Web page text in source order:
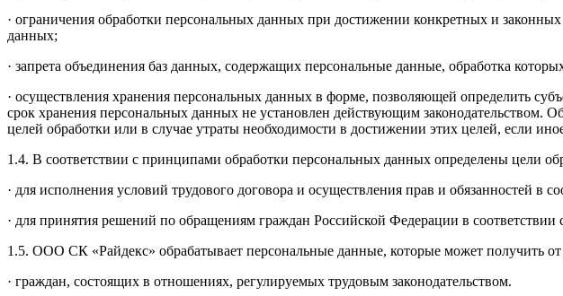
· ограничения обработки персональных данных при достижении конкретных и
данных;
· запрета объединения баз данных, содержащих персональные данные, обработка
· осуществления хранения персональных данных в форме, позволяющей определить
срок хранения персональных данных не установлен действующим
целей обработки или в случае утраты необходимости в достижении этих целей, если
1.4. В соответствии с принципами обработки персональных данных определены цели
· для исполнения условий трудового договора и осуществления прав и обязанностей в
· для принятия решений по обращениям граждан Российской Федерации в соответствии
1.5. ООО СК «Райдекс» обрабатывает персональные данные, которые может получить
· граждан, состоящих в отношениях, регулируемых трудовым законодательством.